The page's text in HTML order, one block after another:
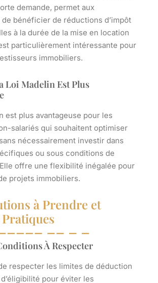
demande, permet aux
bénéficier de réductions d’impôt
à la durée de la mise en location
particulièrement intéressante pour
immobiliers.
Loi Madelin Est Plus
est plus avantageuse pour les
salariés qui souhaitent optimiser
nécessairement investir dans
ou sous conditions de
offre une flexibilité inégalée pour
projets immobiliers.
à Prendre et
À Respecter
respecter les limites de déduction
pour éviter les